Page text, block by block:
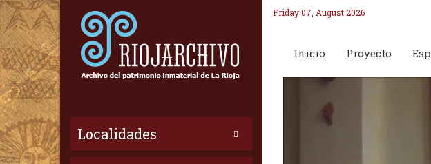
Localidades
Friday 07, August 2026
Inicio Proyecto